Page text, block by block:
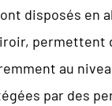
disposés en
permettent
au
par des